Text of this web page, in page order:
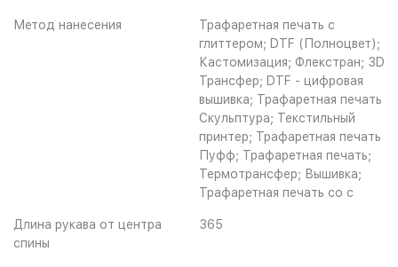
Метод нанесения
Трафаретная печать с
глиттером; DTF (Полноцвет);
Кастомизация; Флекстран; 3D
Трансфер; DTF - цифровая
вышивка; Трафаретная печать
Скульптура; Текстильный
принтер; Трафаретная печать
Пуфф; Трафаретная печать;
Термотрансфер; Вышивка;
Трафаретная печать со с
Длина рукава от центра
спины
365